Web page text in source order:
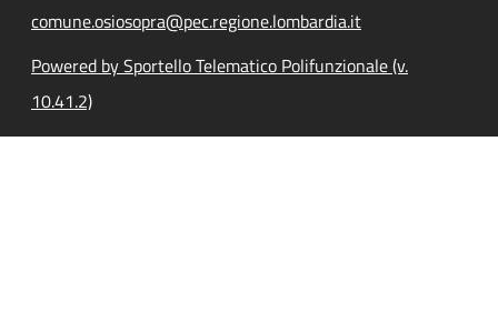
comune.osiosopra@pec.regione.lombardia.it
Powered by Sportello Telematico Polifunzionale (v.
10.41.2)